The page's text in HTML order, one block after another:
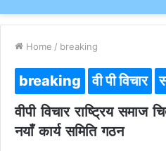
Home / breaking
breaking वी पी विचार
वीपी विचार राष्ट्रिय समाज
नयाँ कार्य समिति गठन